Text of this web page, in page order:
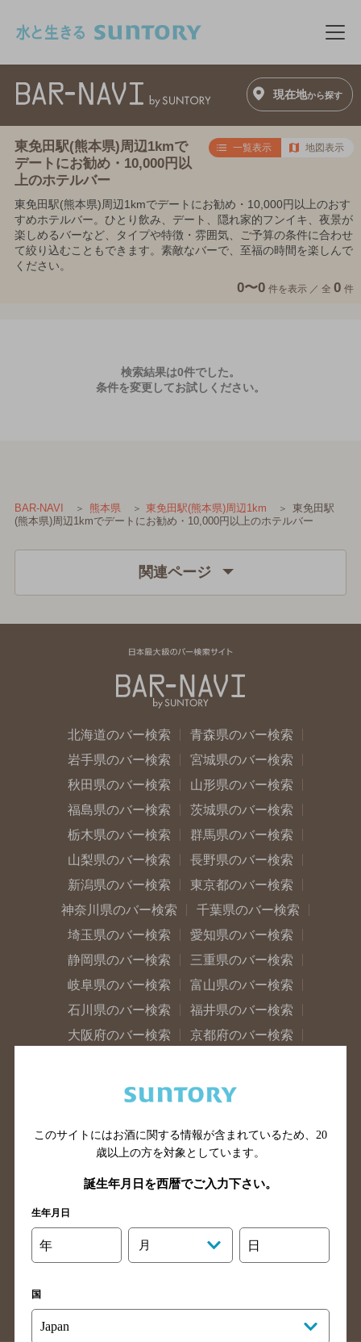
メ
現在地から探す
東免田駅(熊本県)周辺1kmで
デートにお勧め・10,000円以
上のホテルバー
一覧表示 地図表示
東免田駅(熊本県)周辺1kmでデートにお勧め・10,000円以上のおす
すめホテルバー。ひとり飲み、デート、隠れ家的フンイキ、夜景が
楽しめるバーなど、タイプや特徴・雰囲気、ご予算の条件に合わせ
て絞り込むこともできます。素敵なバーで、至福の時間を楽しんで
ください。
0〜0 件を表示 ／ 全 0 件
検索結果は0件でした。
条件を変更してお試しください。
BAR-NAVI 熊本県 東免田駅(熊本県)周辺1km
東免田駅
(熊本県)周辺1kmでデートにお勧め・10,000円以上のホテルバー
関連ページ
北海道のバー検索
青森県のバー検索
岩手県のバー検索
宮城県のバー検索
秋田県のバー検索
山形県のバー検索
福島県のバー検索
茨城県のバー検索
栃木県のバー検索
群馬県のバー検索
山梨県のバー検索
長野県のバー検索
新潟県のバー検索
東京都のバー検索
神奈川県のバー検索
千葉県のバー検索
埼玉県のバー検索
愛知県のバー検索
静岡県のバー検索
三重県のバー検索
岐阜県のバー検索
富山県のバー検索
石川県のバー検索
福井県のバー検索
大阪府のバー検索
京都府のバー検索
滋賀県のバー検索
和歌山県のバー検索
山口県のバー検索
鳥取県のバー検索
島根県のバー検索
徳島県のバー検索
香川県のバー検索
愛媛県のバー検索
高知県のバー検索
長崎県のバー検索
佐賀県のバー検索
大分県のバー検索
熊本県のバー検索
沖縄県のバー検索
このサイトにはお酒に関する情報が含まれているため、 20
歳以上の方を対象としています。
誕生年月日を西暦でご入力下さい。
生年月日
年 月 日
国